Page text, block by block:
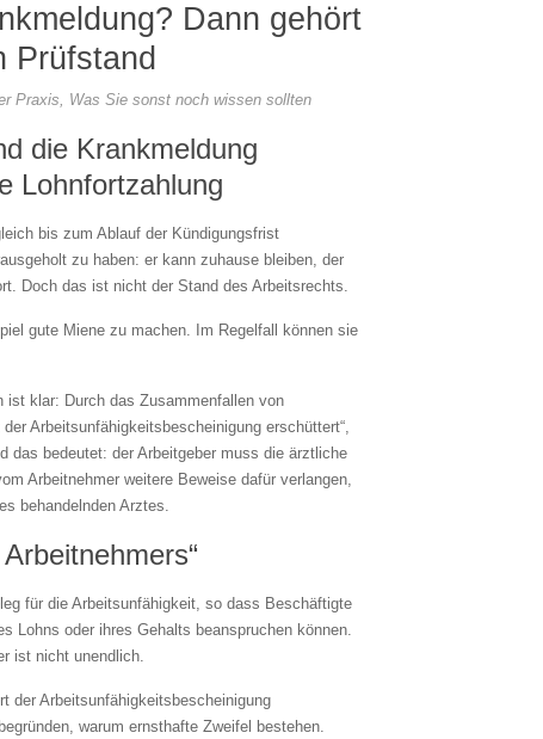
Dann gehört
Prüfstand
Praxis, Was Sie sonst noch wissen sollten
die Krankmeldung
Lohnfortzahlung
bis zum Ablauf der Kündigungsfrist
zu haben: er kann zuhause bleiben, der
Doch das ist nicht der Stand des Arbeitsrechts.
gute Miene zu machen. Im Regelfall können sie
ist klar: Durch das Zusammenfallen von
Arbeitsunfähigkeitsbescheinigung erschüttert“,
das bedeutet: der Arbeitgeber muss die ärztliche
Arbeitnehmer weitere Beweise dafür verlangen,
behandelnden Arztes.
für die Arbeitsunfähigkeit, so dass Beschäftigte
Lohns oder ihres Gehalts beanspruchen können.
ist nicht unendlich.
der Arbeitsunfähigkeitsbescheinigung
warum ernsthafte Zweifel bestehen.